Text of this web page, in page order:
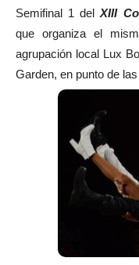
Semifinal 1 delXIII
que organiza el
agrupación local Lux
Garden, en punto de